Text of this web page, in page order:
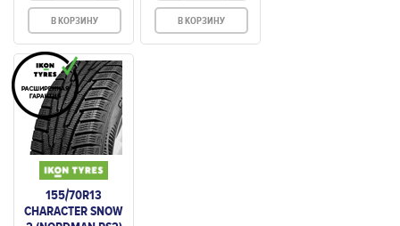
В КОРЗИНУ В КОРЗИНУ
155/70R13
CHARACTER SNOW